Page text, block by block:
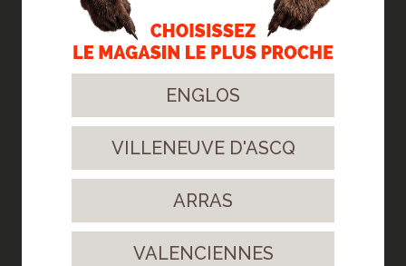
> CONTRECOLLÉ CHÊNE AUTHENTIC ANIMOSO -
ENNEVELIN
ENGLOS
VILLENEUVE D'ASCQ
ARRAS
VALENCIENNES